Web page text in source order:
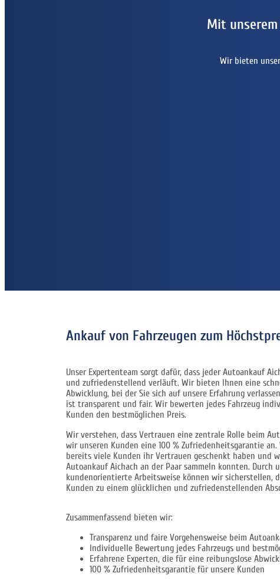
Mit
Wir bieten
Ankauf von Fahrzeugen zum
Unser Expertenteam sorgt dafür, dass jeder Autoankauf
und zufriedenstellend verläuft. Wir bieten Ihnen eine
Abwicklung, bei der Sie sich auf unsere Erfahrung
ist transparent und fair. Wir bewerten jedes Fahrzeug
Kunden den bestmöglichen Preis.
Wir verstehen, dass Vertrauen eine zentrale Rolle beim
wir unseren Kunden eine 100 % Zufriedenheitsgarantie
bereits viele Kunden ihr Vertrauen geschenkt haben und
Autoankauf Aichach an der Paar sammeln konnten. Durch
kundenorientierte Arbeitsweise können wir sicherstellen,
Kunden zu einem glücklichen und zufriedenstellenden
Zusammenfassend bieten wir:
Transparenz und faire Vorgehensweise beim
Individuelle Bewertung jedes Fahrzeugs und
Erfahrene Experten, die für eine reibungslose
100 % Zufriedenheitsgarantie für unsere Kunden